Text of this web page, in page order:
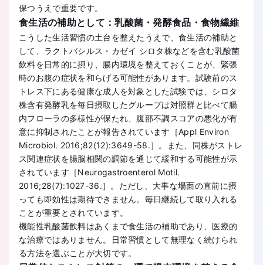
保つうえで重要です。
食生活の補助として：乳酸菌・発酵食品・食物繊維
こうした生活習慣の土台を整えたうえで、食生活の補助と
して、ラクトバシルス・カゼイ シロタ株などを含む乳酸菌
飲料を日常的に摂り、腸内環境を整えておくことが、緊張
時のお腹の症状を和らげる可能性があります。試験前のス
トレス下にある健康な成人を対象とした試験では、シロタ
株含有発酵乳を毎日摂取したグループは対照群と比べて腸
内フローラの多様性が保たれ、腹部不調スコアの悪化が有
意に抑制されたことが報告されています［Appl Environ
Microbiol. 2016;82(12):3649-58.］。また、同株がストレ
ス関連症状を腸脳相関の調節を通じて緩和する可能性が示
されています［Neurogastroenterol Motil.
2016;28(7):1027-36.］。ただし、大事な場面の直前に摂
っても即効性は期待できません。毎日継続して取り入れる
ことが重要とされています。
機能性乳酸菌飲料はあくまで食生活の補助であり、医療的
な治療ではありません。日常習慣として無理なく続けられ
る方法を選ぶことが大切です。